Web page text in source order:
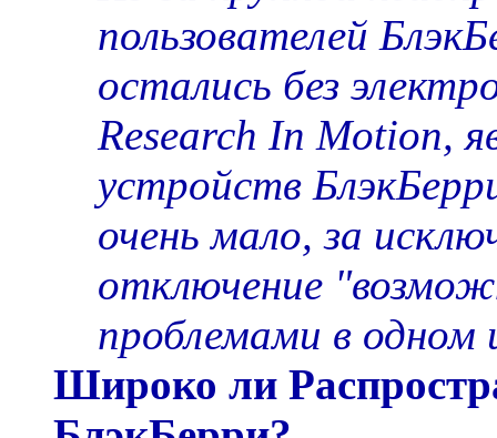
пользователей
остались без
Research In Motion,
устройств
очень мало, за
отключение
проблемами в одном
Широко ли